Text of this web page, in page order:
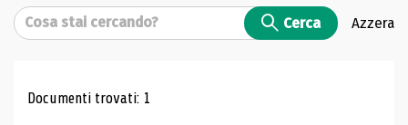
Cerca Cerca Azzera
Risultati di ricerca
Documenti trovati: 1